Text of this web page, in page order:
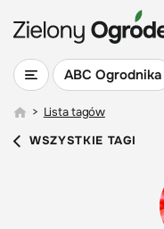
ABC Ogrodnika
> Lista tagów
WSZYSTKIE TAGI